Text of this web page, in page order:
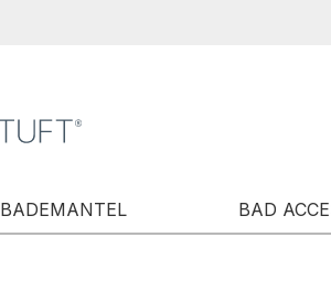
BADEMANTEL BAD